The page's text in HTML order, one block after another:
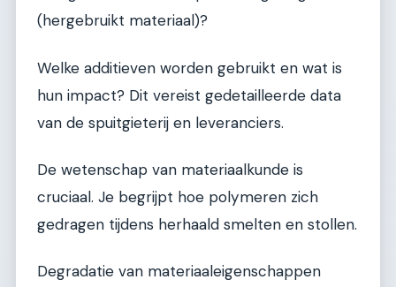
(hergebruikt materiaal)?
Welke additieven worden gebruikt en wat is
hun impact? Dit vereist gedetailleerde data
van de spuitgieterij en leveranciers.
De wetenschap van materiaalkunde is
cruciaal. Je begrijpt hoe polymeren zich
gedragen tijdens herhaald smelten en stollen.
Degradatie van materiaaleigenschappen